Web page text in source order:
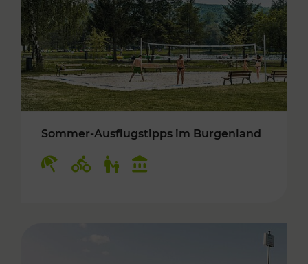
Sommer-Ausflugstipps im Burgenland